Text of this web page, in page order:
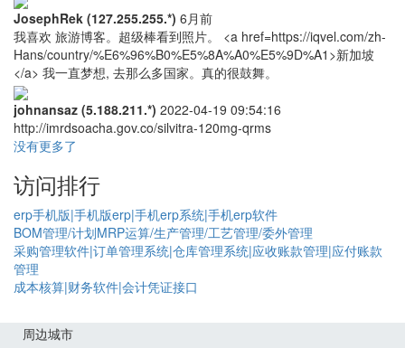
JosephRek (127.255.255.*) 6月前
我喜欢 旅游博客。超级棒看到照片。 <a href=https://iqvel.com/zh-
Hans/country/%E6%96%B0%E5%8A%A0%E5%9D%A1>新加坡
</a> 我一直梦想, 去那么多国家。真的很鼓舞。
johnansaz (5.188.211.*) 2022-04-19 09:54:16
http://imrdsoacha.gov.co/silvitra-120mg-qrms
没有更多了
访问排行
erp手机版|手机版erp|手机erp系统|手机erp软件
BOM管理/计划MRP运算/生产管理/工艺管理/委外管理
采购管理软件|订单管理系统|仓库管理系统|应收账款管理|应付账款
管理
成本核算|财务软件|会计凭证接口
周边城市